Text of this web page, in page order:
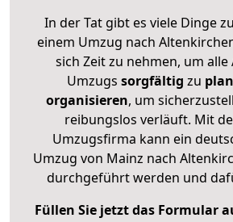
In der Tat gibt es viele Dinge
einem Umzug nach
sich Zeit zu nehmen, um alle
Umzugs sorgfältig zu
organisieren, um
reibungslos verläuft. Mit
Umzugsfirma kann ein
Umzug von Mainz nach
durchgeführt werden und
Füllen Sie jetzt das Formular